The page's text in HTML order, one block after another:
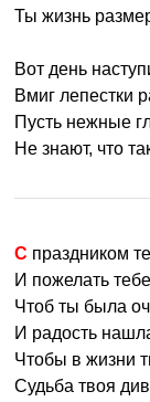
Ты жизнь
Вот день
Вмиг лепестки
Пусть нежные
Не знают, что
С праздником
И пожелать
Чтоб ты была
И радость
Чтобы в жизни
Судьба твоя